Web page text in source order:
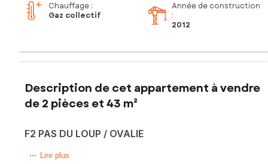
Chauffage :
Gaz collectif
Année de construction
:
2012
Description de cet appartement à vendre
de 2 pièces et 43 m²
F2 PAS DU LOUP / OVALIE
Situé dans la charmante ville de Montpellier (34070), cet
Lire plus